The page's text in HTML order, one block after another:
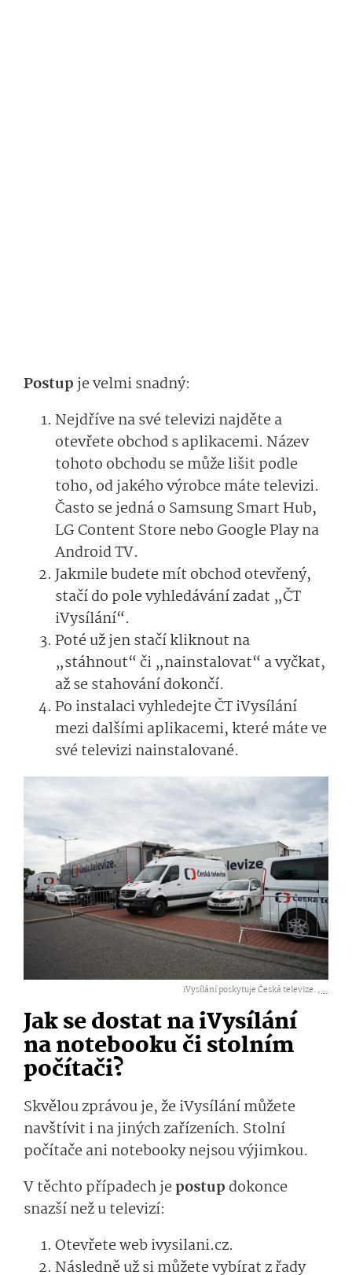
Postup je velmi snadný:
Nejdříve na své televizi najděte a
otevřete obchod s aplikacemi. Název
tohoto obchodu se může lišit podle
toho, od jakého výrobce máte televizi.
Často se jedná o Samsung Smart Hub,
LG Content Store nebo Google Play na
Android TV.
Jakmile budete mít obchod otevřený,
stačí do pole vyhledávání zadat „ČT
iVysílání“.
Poté už jen stačí kliknout na
„stáhnout“ či „nainstalovat“ a vyčkat,
až se stahování dokončí.
Po instalaci vyhledejte ČT iVysílání
mezi dalšími aplikacemi, které máte ve
své televizi nainstalované.
iVysílání poskytuje Česká televize. ,...
Jak se dostat na iVysílání
na notebooku či stolním
počítači?
Skvělou zprávou je, že iVysílání můžete
navštívit i na jiných zařízeních. Stolní
počítače ani notebooky nejsou výjimkou.
V těchto případech jepostup dokonce
snazší než u televizí:
Otevřete web ivysilani.cz.
Následně už si můžete vybírat z řady